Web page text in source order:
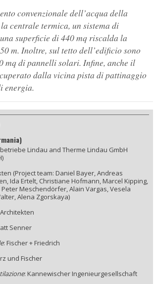
convenzionale dell’acqua della
centrale termica, un sistema di
superficie di 440 mq riscalda la
m. Inoltre, sul tetto dell’edificio sono
mq di pannelli solari. Infine, anche il
dalla vicina pista di pattinaggio
energia.
Lindau and Therme Lindau GmbH
(Project team: Daniel Bayer, Andreas
Ida Ertelt, Christiane Hofmann, Marcel Kipping,
Peter Meschendörfer, Alain Vargas, Vesela
Alena Zgorskaya)
Senner
: Fischer + Friedrich
und Fischer
: Kannewischer Ingenieurgesellschaft